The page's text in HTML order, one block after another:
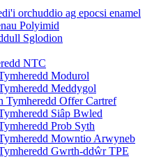
orchuddio ag epocsi enamel
Polyimid
Sglodion
NTC
Modurol
Meddygol
Tymheredd Offer Cartref
Siâp Bwled
Prob Syth
Mowntio Arwyneb
Gwrth-ddŵr TPE